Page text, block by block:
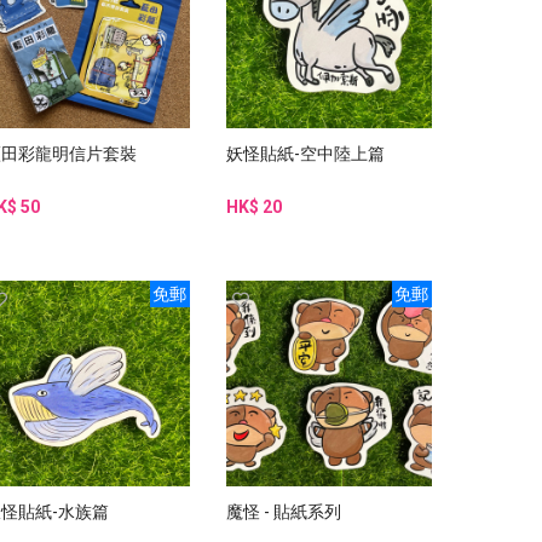
彩龍明信片套裝
50
妖怪貼紙-空中陸上篇
HK$ 20
免郵
貼紙-水族篇
免郵
魔怪 - 貼紙系列